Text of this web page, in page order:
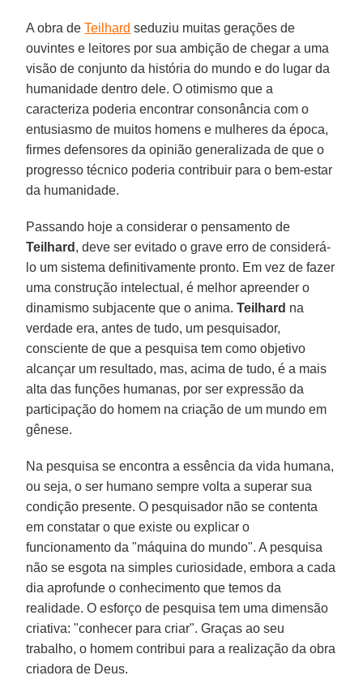
A obra deTeilhard seduziu muitas gerações de
ouvintes e leitores por sua ambição de chegar a uma
visão de conjunto da história do mundo e do lugar da
humanidade dentro dele. O otimismo que a
caracteriza poderia encontrar consonância com o
entusiasmo de muitos homens e mulheres da época,
firmes defensores da opinião generalizada de que o
progresso técnico poderia contribuir para o bem-estar
da humanidade.
Passando hoje a considerar o pensamento de
Teilhard , deve ser evitado o grave erro de considerá-
lo um sistema definitivamente pronto. Em vez de fazer
uma construção intelectual, é melhor apreender o
dinamismo subjacente que o anima.Teilhard na
verdade era, antes de tudo, um pesquisador,
consciente de que a pesquisa tem como objetivo
alcançar um resultado, mas, acima de tudo, é a mais
alta das funções humanas, por ser expressão da
participação do homem na criação de um mundo em
gênese.
Na pesquisa se encontra a essência da vida humana,
ou seja, o ser humano sempre volta a superar sua
condição presente. O pesquisador não se contenta
em constatar o que existe ou explicar o
funcionamento da "máquina do mundo". A pesquisa
não se esgota na simples curiosidade, embora a cada
dia aprofunde o conhecimento que temos da
realidade. O esforço de pesquisa tem uma dimensão
criativa: "conhecer para criar". Graças ao seu
trabalho, o homem contribui para a realização da obra
criadora de Deus.